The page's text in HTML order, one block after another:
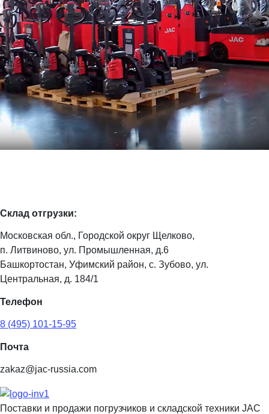
Склад отгрузки:
Московская обл., Городской округ Щелково,
п. Литвиново, ул. Промышленная, д.6
Башкортостан, Уфимский район, с. Зубово, ул.
Центральная, д. 184/1
Телефон
8 (495) 101-15-95
Почта
zakaz@jac-russia.com
Поставки и продажи погрузчиков и складской техники JAC